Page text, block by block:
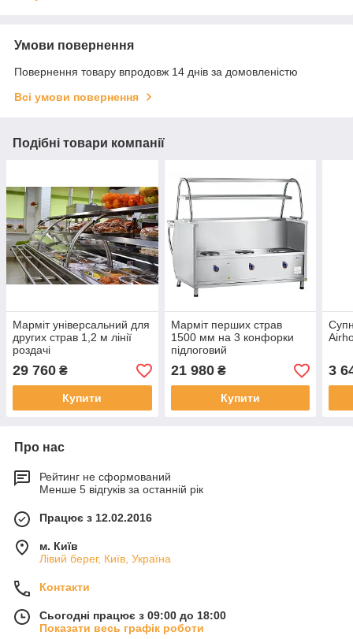
Умови повернення
Повернення товару впродовж 14 днів за домовленістю
Всі умови повернення
Подібні товари компанії
Марміт універсальний для
других страв 1,2 м лінії
роздачі
29 760 ₴
Купити
Марміт перших страв
1500 мм на 3 конфорки
підлоговий
21 980₴
Купити
3
Про нас
Рейтинг не сформований
Менше 5 відгуків за останній рік
Працює з 12.02.2016
м. Київ
Лівий берег, Київ, Україна
Контакти
Сьогодні працює з 09:00 до 18:00
Показати весь графік роботи